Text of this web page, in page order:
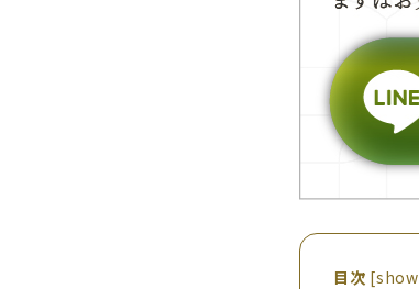
目次 [show